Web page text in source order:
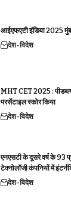
आईएफएटी इंडिया 2025
देश-विदेश
MHT CET 2025 :
परसेंटाइल स्कोर किया
देश-विदेश
एनएसटी के दूसरे वर्ष के 93
टेक्नोलॉजी कंपनियों में
देश-विदेश